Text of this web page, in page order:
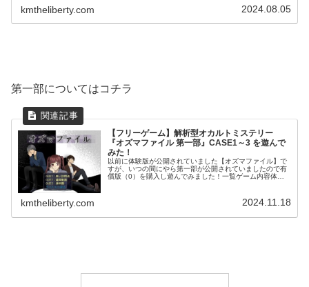
kmtheliberty.com 2024.08.05
第一部についてはコチラ
【フリーゲーム】解析型オカルトミステリー
『オズマファイル 第一部』CASE1～3 を遊んで
みた！
以前に体験版が公開されていました【オズマファイル】で
すが、いつの間にやら第一部が公開されていましたので有
償版（0）を購入し遊んでみました！一覧ゲーム内容体験
kmtheliberty.com 2024.11.18